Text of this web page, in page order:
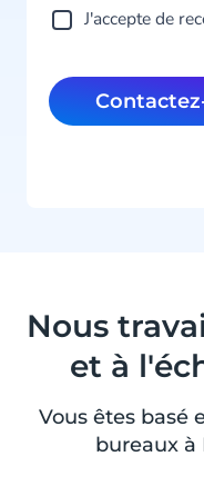
J'accepte de
Nous
et à
Vous êtes basé
bureaux à